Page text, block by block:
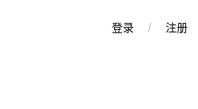
登录 / 注册